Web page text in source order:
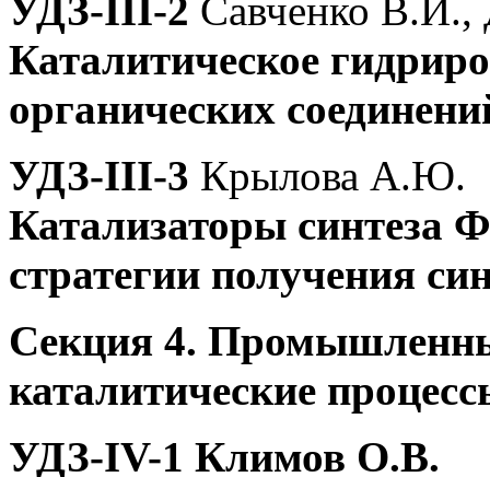
УДЗ-III-2 Савченко В.И.,
Каталитическое
органических
УДЗ-III-3 Крылова А.Ю.
Катализаторы синтеза
стратегии получения
Секция 4.
каталитические
УДЗ-IV-1 Климов О.В.